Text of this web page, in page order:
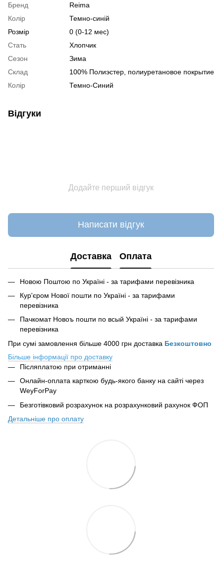
Бренд
Reima
Колір
Темно-синій
Розмір
0 (0-12 мес)
Стать
Хлопчик
Сезон
Зима
Склад
100% Полиэстер, полиуретановое покрытие
Колір
Темно-Синий
Відгуки
Додайте перший відгук
Написати відгук
Доставка Оплата
Новою Поштою по Україні - за тарифами перевізника
Кур'єром Нової пошти по Україні - за тарифами
перевізника
Пачкомат Новоъ пошти по всый Україні - за тарифами
перевізника
При сумі замовлення більше 4000 грн доставка Безкоштовно
Більше інформації про доставку
Післяплатою при отриманні
Онлайн-оплата карткою будь-якого банку на сайті через
WeyForPay
Безготівковий розрахунок на розрахунковий рахунок ФОП
Детальніше про оплату